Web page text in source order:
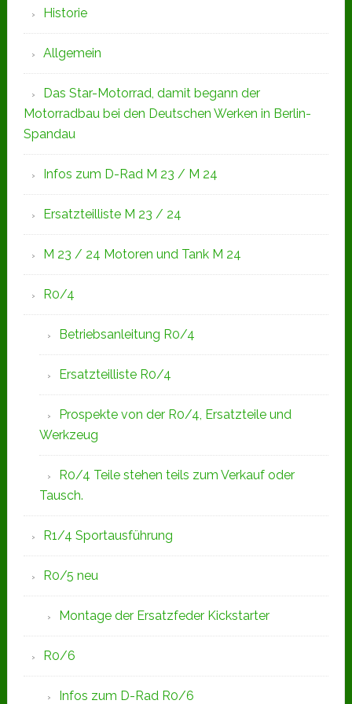
Historie
Allgemein
Das Star-Motorrad, damit begann der
Motorradbau bei den Deutschen Werken in Berlin-
Spandau
Infos zum D-Rad M 23 / M 24
Ersatzteilliste M 23 / 24
M 23 / 24 Motoren und Tank M 24
R0/4
Betriebsanleitung R0/4
Ersatzteilliste R0/4
Prospekte von der R0/4, Ersatzteile und
Werkzeug
R0/4 Teile stehen teils zum Verkauf oder
Tausch.
R1/4 Sportausführung
R0/5 neu
Montage der Ersatzfeder Kickstarter
R0/6
Infos zum D-Rad R0/6